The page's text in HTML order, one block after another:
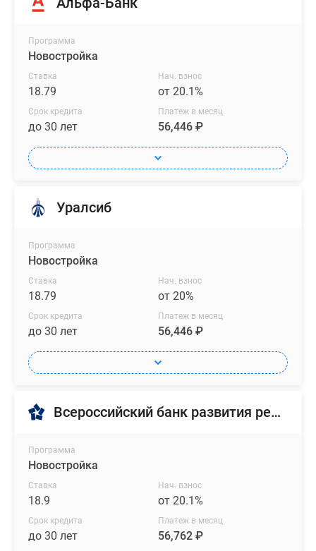
Программа
Новостройка
Ставка
18.79
Нач. взнос
от 20.1%
Срок кредита
до 30 лет
Платеж в месяц
56,446 ₽
Уралсиб
Программа
Новостройка
Ставка
18.79
Нач. взнос
от 20%
Срок кредита
до 30 лет
Платеж в месяц
56,446 ₽
Всероссийский банк развития регионов
Программа
Новостройка
Ставка
18.9
Нач. взнос
от 20.1%
Срок кредита
до 30 лет
Платеж в месяц
56,762 ₽